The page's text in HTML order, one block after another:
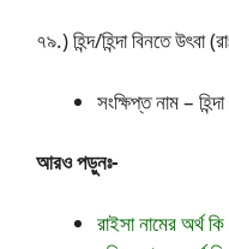
৭৯.) হিন্দ/হিন্দা বিনতে উৎবা
সংক্ষিপ্ত নাম – হিন্দা
আরও পড়ুনঃ-
রাইসা নামের অর্থ কি